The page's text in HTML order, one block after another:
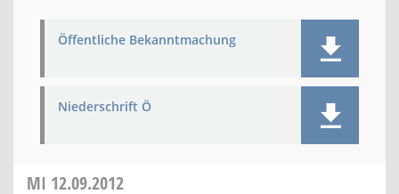
Öffentliche Bekanntmachung
Niederschrift Ö
MI 12.09.2012